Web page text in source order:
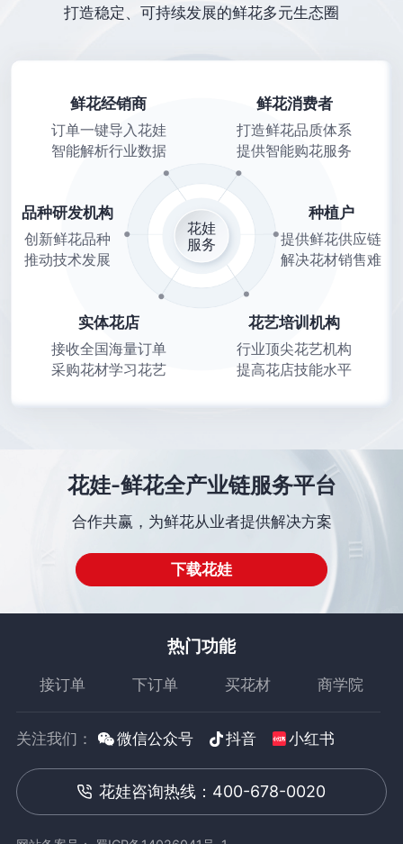
打造稳定、可持续发展的鲜花多元生态圈
鲜花经销商
订单一键导入花娃
智能解析行业数据
鲜花消费者
打造鲜花品质体系
提供智能购花服务
品种研发机构
创新鲜花品种
推动技术发展
种植户
提供鲜花供应链
解决花材销售难
实体花店
接收全国海量订单
采购花材学习花艺
花艺培训机构
行业顶尖花艺机构
提高花店技能水平
花娃
服务
花娃-鲜花全产业链服务平台
合作共赢，为鲜花从业者提供解决方案
下载花娃
热门功能
接订单 下订单 买花材 商学院
关注我们： 微信公众号 抖音 小红书
花娃咨询热线：400-678-0020